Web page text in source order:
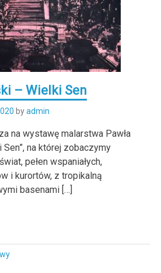
– Wielki Sen
byadmin
na wystawę malarstwa Pawła
Sen”, na której zobaczymy
pełen wspaniałych,
i kurortów, z tropikalną
basenami […]